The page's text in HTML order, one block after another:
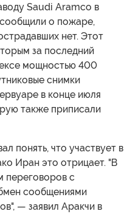
Saudi Aramco в
о пожаре,
нет. Этот
за последний
мощностью 400
снимки
в конце июля
также приписали
понять, что участвует в
Иран это отрицает. "В
переговоров с
сообщениями
— заявил Аракчи в